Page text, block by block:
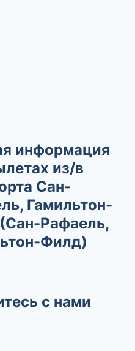
информация
из/в
Сан-
Гамильтон-
Рафаель,
Филд)
с нами